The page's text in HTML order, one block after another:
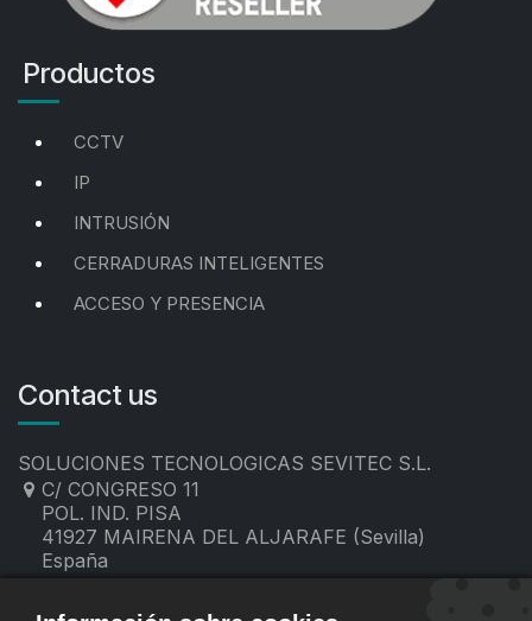
Productos
CCTV
IP
INTRUSIÓN
CERRADURAS INTELIGENTES
ACCESO Y PRESENCIA
Contact us
SOLUCIONES TECNOLOGICAS SEVITEC S.L.
C/ CONGRESO 11
POL. IND. PISA
41927 MAIRENA DEL ALJARAFE (Sevilla)
España
contacto@sevitec.es